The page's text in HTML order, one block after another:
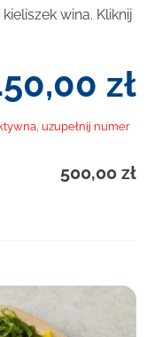
wina. Kliknij
zł
uzupełnij numer
500,00 zł